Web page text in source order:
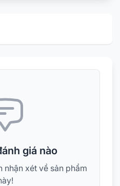
giá nào
nhận xét về sản phẩm